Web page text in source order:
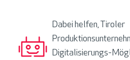
Dabei helfen, Tiroler
Digitalisierungs-